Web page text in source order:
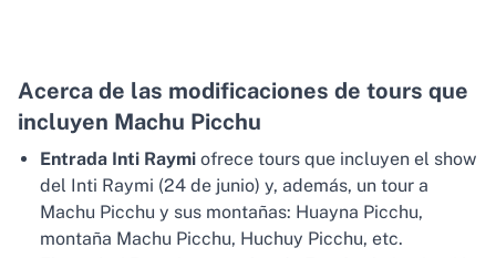
Acerca de las modificaciones de tours que
incluyen Machu Picchu
Entrada Inti Raymi ofrece tours que incluyen el show
del Inti Raymi (24 de junio) y, además, un tour a
Machu Picchu y sus montañas: Huayna Picchu,
montaña Machu Picchu, Huchuy Picchu, etc.